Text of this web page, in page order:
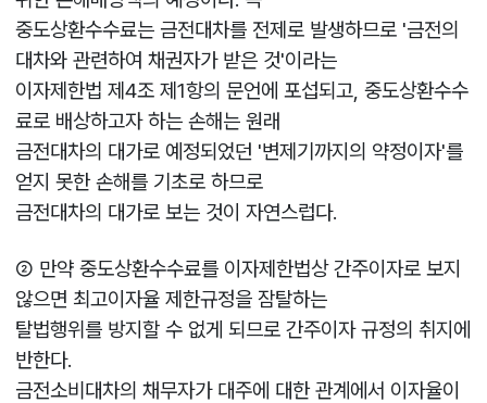
중도상환수수료는 금전대차를 전제로 발생하므로 '금전의
대차와 관련하여 채권자가 받은 것'이라는
이자제한법 제4조 제1항의 문언에 포섭되고, 중도상환수수
료로 배상하고자 하는 손해는 원래
금전대차의 대가로 예정되었던 '변제기까지의 약정이자'를
얻지 못한 손해를 기초로 하므로
금전대차의 대가로 보는 것이 자연스럽다.
② 만약 중도상환수수료를 이자제한법상 간주이자로 보지
않으면 최고이자율 제한규정을 잠탈하는
탈법행위를 방지할 수 없게 되므로 간주이자 규정의 취지에
반한다.
금전소비대차의 채무자가 대주에 대한 관계에서 이자율이